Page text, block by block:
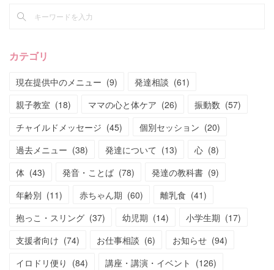
カテゴリ
現在提供中のメニュー (9) 発達相談 (61)
親子教室 (18) ママの心と体ケア (26) 振動数 (57)
チャイルドメッセージ (45) 個別セッション (20)
過去メニュー (38) 発達について (13) 心 (8)
体 (43) 発音・ことば (78) 発達の教科書 (9)
年齢別 (11) 赤ちゃん期 (60) 離乳食 (41)
抱っこ・スリング (37) 幼児期 (14) 小学生期 (17)
支援者向け (74) お仕事相談 (6) お知らせ (94)
イロドリ便り (84) 講座・講演・イベント (126)